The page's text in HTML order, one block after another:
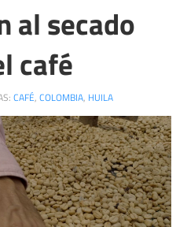
al secado
café
CAFÉ, COLOMBIA, HUILA